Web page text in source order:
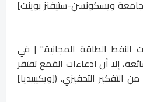
ويسكونسن-ستيفنز بوينت]
الطاقة المجانية." | في
إلا أن ادعاءات القمع تفتقر
من التفكير التحفيزي. ([ويكيبيديا]